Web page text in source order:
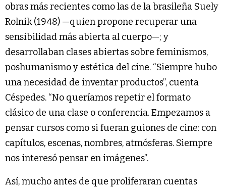
obras más recientes como las de la brasileña Suely
Rolnik (1948) —quien propone recuperar una
sensibilidad más abierta al cuerpo—; y
desarrollaban clases abiertas sobre feminismos,
poshumanismo y estética del cine. “Siempre hubo
una necesidad de inventar productos”, cuenta
Céspedes. “No queríamos repetir el formato
clásico de una clase o conferencia. Empezamos a
pensar cursos como si fueran guiones de cine: con
capítulos, escenas, nombres, atmósferas. Siempre
nos interesó pensar en imágenes”.
Así, mucho antes de que proliferaran cuentas